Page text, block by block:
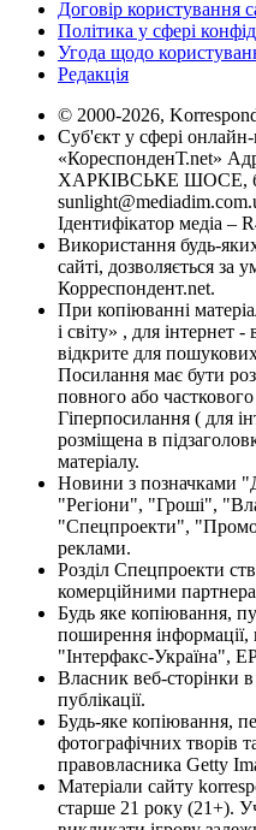
Договір користування
Політика у сфері
Угода щодо
Редакція
© 2000-2026,
Суб'єкт у сфері
«КореспонденТ.net»
ХАРКІВСЬКЕ ШОСЕ,
Ідентифікатор медіа –
Використання будь-
сайті, дозволяється за
Корреспондент.net.
При копіюванні
і світу» , для інтернет
відкрите для
Посилання має бути
повного або
Гіперпосилання ( для
розміщена в
матеріалу.
Новини з позначками
"Регіони", "Гроші",
"Спецпроекти",
реклами.
Розділ Спецпроекти
комерційними
Будь яке копіювання,
поширення
"Інтерфакс-Україна",
Власник веб-сторінки
публікації.
Будь-яке копіювання,
фотографічних творів
правовласника Getty
Матеріали сайту
старше 21 року (21+).